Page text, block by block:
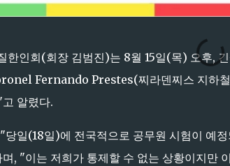
한인회(회장 김범진)는 8월 15일(목) 오후,
Fernando Prestes(찌라덴찌스 지하철
알렸다.
당일(18일)에 전국적으로 공무원 시험이 예
, "이는 저희가 통제할 수 없는 상황이지만